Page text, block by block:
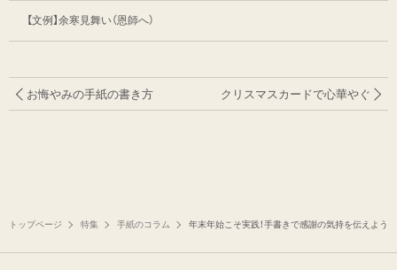
【文例】余寒見舞い（恩師へ）
お悔やみの手紙の書き方 クリスマスカードで心華やぐ
トップページ 特集 手紙のコラム 年末年始こそ実践！手書きで感謝の気持を伝えよう